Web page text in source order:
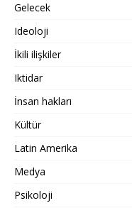
Gelecek
Ideoloji
İkili ilişkiler
Iktidar
İnsan hakları
Kültür
Latin Amerika
Medya
Psikoloji